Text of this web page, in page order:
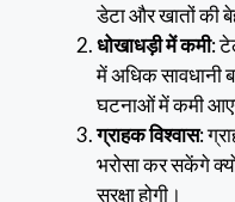
डेटा और खातों की
धोखाधड़ी में कमी:
में अधिक सावधानी
घटनाओं में कमी
ग्राहक विश्वास:
भरोसा कर सकेंगे
सुरक्षा होगी।